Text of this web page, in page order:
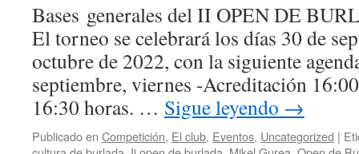
Bases generales del II OPEN DE
El torneo se celebrará los días 30 de
octubre de 2022, con la siguiente
septiembre, viernes -Acreditación
16:30 horas. … Sigue leyendo →
Publicado en Competición, El club, Eventos, Uncategorized |